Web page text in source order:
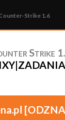
Strike 1.6
Strike